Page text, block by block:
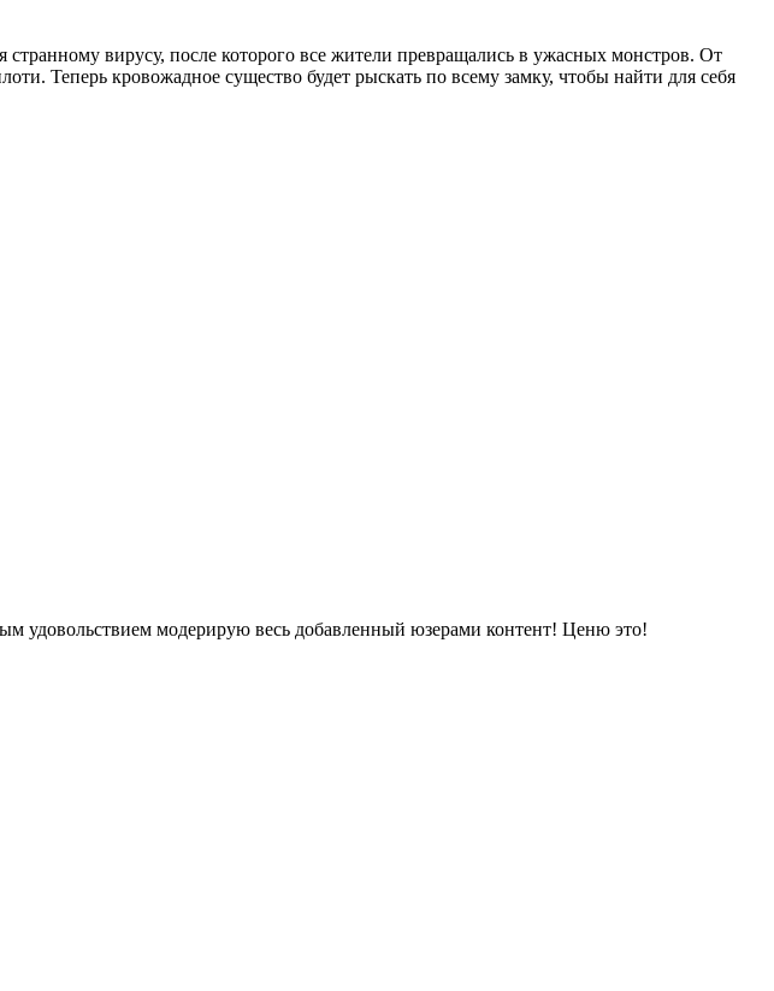
вирусу, после которого все жители превращались в ужасных монстров. От
Теперь кровожадное существо будет рыскать по всему замку, чтобы найти для себя
удовольствием модерирую весь добавленный юзерами контент! Ценю это!